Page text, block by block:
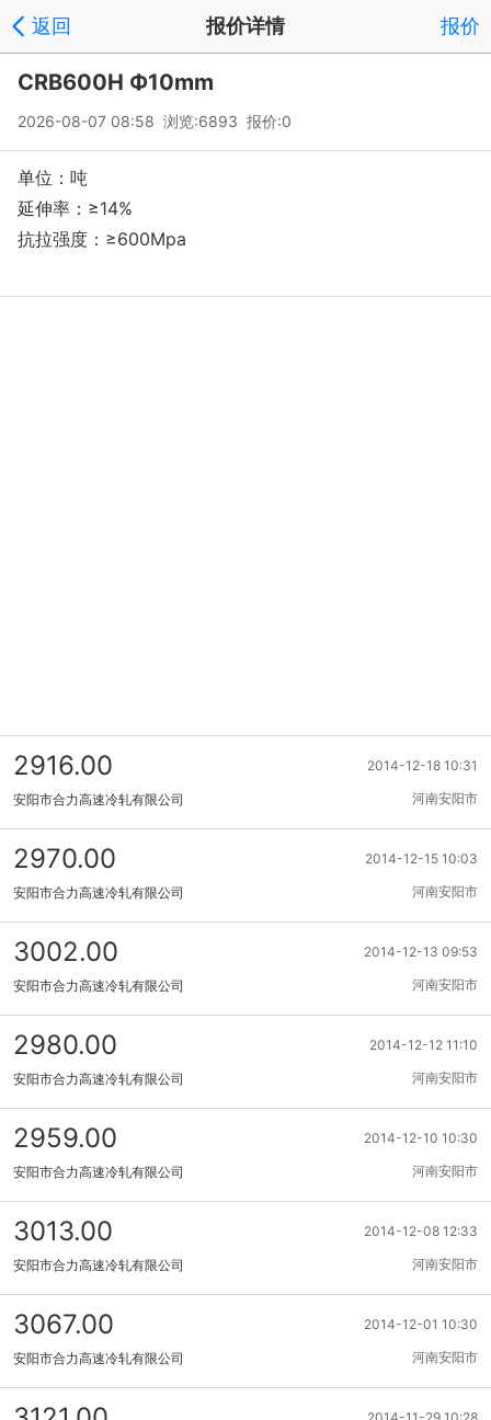
返回 报价详情 报价
CRB600H Ф10mm
2026-08-07 08:58 浏览:6893 报价:0
单位：吨
延伸率：≥14%
抗拉强度：≥600Mpa
2014-12-18 10:31
2916.00
河南安阳市
安阳市合力高速冷轧有限公司
2014-12-15 10:03
2970.00
河南安阳市
安阳市合力高速冷轧有限公司
2014-12-13 09:53
3002.00
河南安阳市
安阳市合力高速冷轧有限公司
2014-12-12 11:10
2980.00
河南安阳市
安阳市合力高速冷轧有限公司
2014-12-10 10:30
2959.00
河南安阳市
安阳市合力高速冷轧有限公司
2014-12-08 12:33
3013.00
河南安阳市
安阳市合力高速冷轧有限公司
2014-12-01 10:30
3067.00
河南安阳市
安阳市合力高速冷轧有限公司